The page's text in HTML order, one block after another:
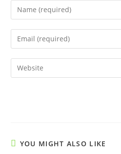
Enter
your
name
comment
Enter
your
email
address
Enter
your
YOU MIGHT ALSO LIKE